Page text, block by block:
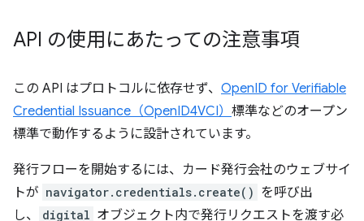
API の使用にあたっての注意事項
この API はプロトコルに依存せず、 OpenID for Verifiable
Credential Issuance（OpenID4VCI） 標準などのオープン
標準で動作するように設計されています。
発行フローを開始するには、カード発行会社のウェブサイ
トが navigator.credentials.create() を呼び出
し、
digital オブジェクト内で発行リクエストを渡す必